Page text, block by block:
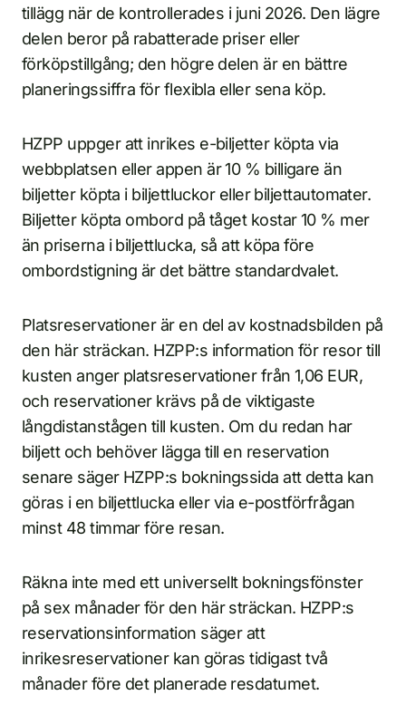
tillägg när de kontrollerades i juni 2026. Den lägre
delen beror på rabatterade priser eller
förköpstillgång; den högre delen är en bättre
planeringssiffra för flexibla eller sena köp.
HZPP uppger att inrikes e-biljetter köpta via
webbplatsen eller appen är 10 % billigare än
biljetter köpta i biljettluckor eller biljettautomater.
Biljetter köpta ombord på tåget kostar 10 % mer
än priserna i biljettlucka, så att köpa före
ombordstigning är det bättre standardvalet.
Platsreservationer är en del av kostnadsbilden på
den här sträckan. HZPP:s information för resor till
kusten anger platsreservationer från 1,06 EUR,
och reservationer krävs på de viktigaste
långdistanstågen till kusten. Om du redan har
biljett och behöver lägga till en reservation
senare säger HZPP:s bokningssida att detta kan
göras i en biljettlucka eller via e-postförfrågan
minst 48 timmar före resan.
Räkna inte med ett universellt bokningsfönster
på sex månader för den här sträckan. HZPP:s
reservationsinformation säger att
inrikesreservationer kan göras tidigast två
månader före det planerade resdatumet.